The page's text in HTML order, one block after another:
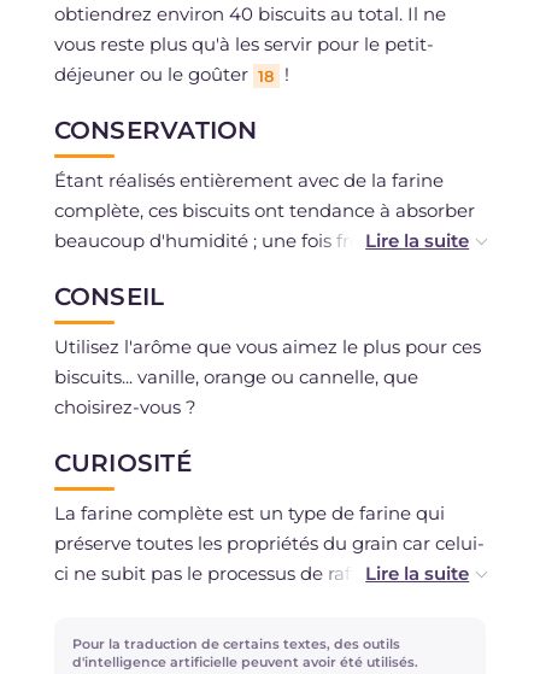
obtiendrez environ 40 biscuits au total. Il ne
vous reste plus qu'à les servir pour le petit-
déjeuner ou le goûter 18 !
CONSERVATION
Étant réalisés entièrement avec de la farine
complète, ces biscuits ont tendance à absorber
beaucoup d'humidité ; une fois froids, il est
fer-blanc pour un maximum de 2-3 jours, après
ils pourraient perdre de leur croquant ! La pâte
peut être congelée crue, enveloppée dans un
film plastique, pendant environ 1 mois et
décongelée au moment de réaliser les biscuits !
CONSEIL
Utilisez l'arôme que vous aimez le plus pour ces
biscuits... vanille, orange ou cannelle, que
choisirez-vous ?
CURIOSITÉ
La farine complète est un type de farine qui
préserve toutes les propriétés du grain car celui-
ci ne subit pas le processus de raffinage,
de fibres et de précieux minéraux puisqu'il prive
le grain de deux parties très précieuses : le
Pour la traduction de certains textes, des outils
d'intelligence artificielle peuvent avoir été utilisés.